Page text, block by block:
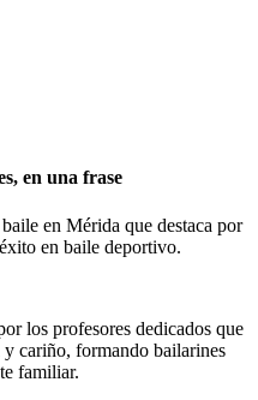
en una frase
en Mérida que destaca por
en baile deportivo.
los profesores dedicados que
cariño, formando bailarines
familiar.